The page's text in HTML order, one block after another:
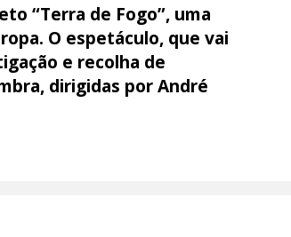
“Terra de Fogo”, uma
O espetáculo, que vai
e recolha de
dirigidas por André